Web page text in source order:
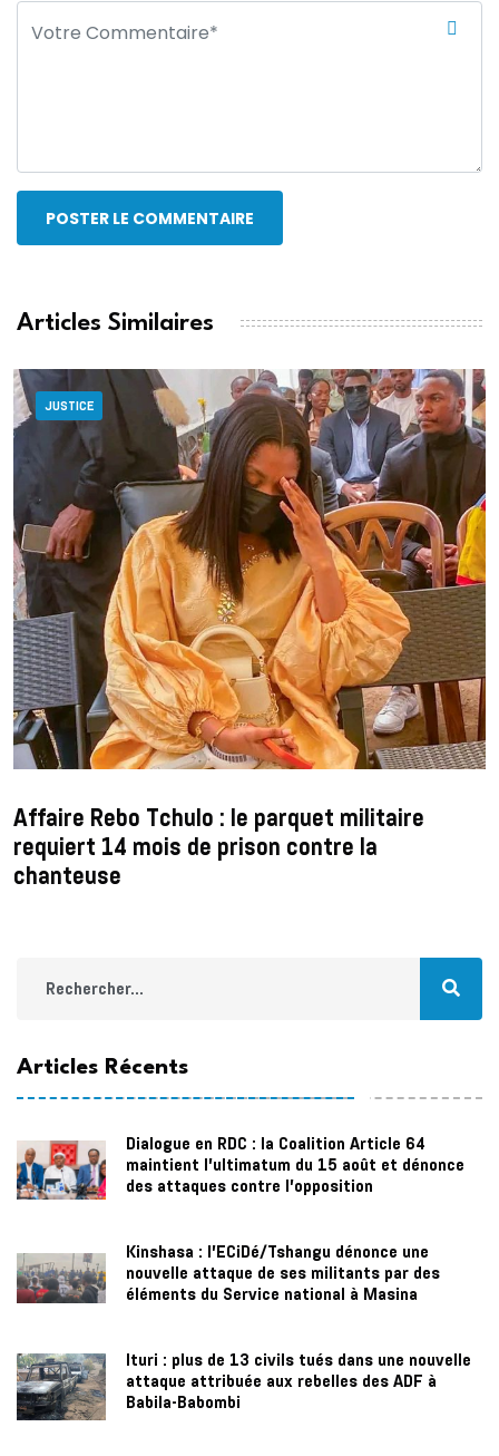
POSTER LE COMMENTAIRE
Articles Similaires
JUSTICE
Affaire Rebo Tchulo : le parquet militaire
requiert 14 mois de prison contre la
chanteuse
Articles Récents
Dialogue en RDC : la Coalition Article 64
maintient l’ultimatum du 15 août et dénonce
des attaques contre l’opposition
Kinshasa : l’ECiDé/Tshangu dénonce une
nouvelle attaque de ses militants par des
éléments du Service national à Masina
Ituri : plus de 13 civils tués dans une nouvelle
attaque attribuée aux rebelles des ADF à
Babila-Babombi